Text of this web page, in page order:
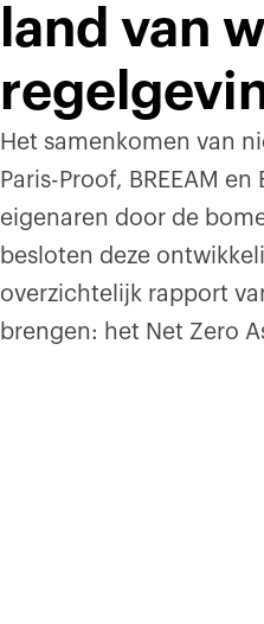
land van
Het samenkomen van
Paris-Proof, BREEAM
eigenaren door de
besloten deze
overzichtelijk rapport
brengen: het Net Zero